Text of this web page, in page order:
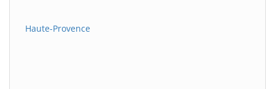
Haute-Provence